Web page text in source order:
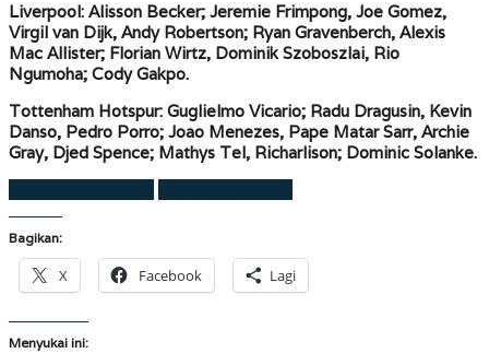
Liverpool: Alisson Becker; Jeremie Frimpong, Joe Gomez,
Virgil van Dijk, Andy Robertson; Ryan Gravenberch, Alexis
Mac Allister; Florian Wirtz, Dominik Szoboszlai, Rio
Ngumoha; Cody Gakpo.
Tottenham Hotspur: Guglielmo Vicario; Radu Dragusin, Kevin
Danso, Pedro Porro; Joao Menezes, Pape Matar Sarr, Archie
Gray, Djed Spence; Mathys Tel, Richarlison; Dominic Solanke.
Bagikan:
X Facebook Lagi
Menyukai ini: